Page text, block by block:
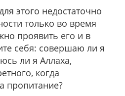
этого недостаточно
только во время
проявить его и в
себя: совершаю ли я
ли я Аллаха,
когда
пропитание?